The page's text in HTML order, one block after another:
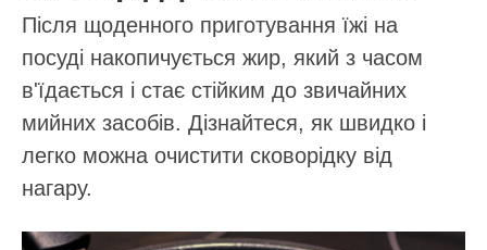
Після щоденного приготування їжі на
посуді накопичується жир, який з часом
в'їдається і стає стійким до звичайних
мийних засобів. Дізнайтеся, як швидко і
легко можна очистити сковорідку від
нагару.